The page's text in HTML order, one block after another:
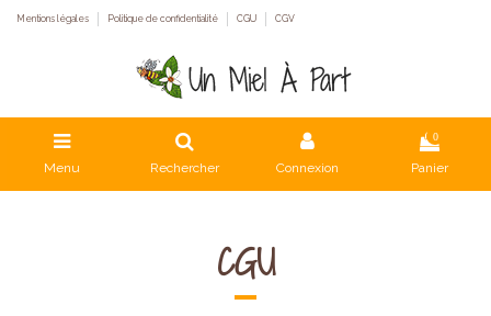
Mentions légales Politique de confidentialité CGU CGV
Menu Rechercher Connexion
0
Panier
CGU